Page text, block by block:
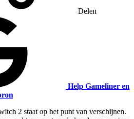
Delen
Help Gameliner en
2 staat op het punt van verschijnen.